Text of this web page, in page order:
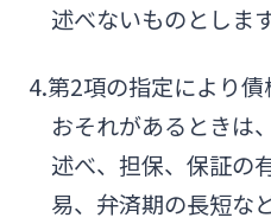
述べないものとします
4.第2項の指定により
おそれがあるときは
述べ、担保、保証の
易、弁済期の長短な